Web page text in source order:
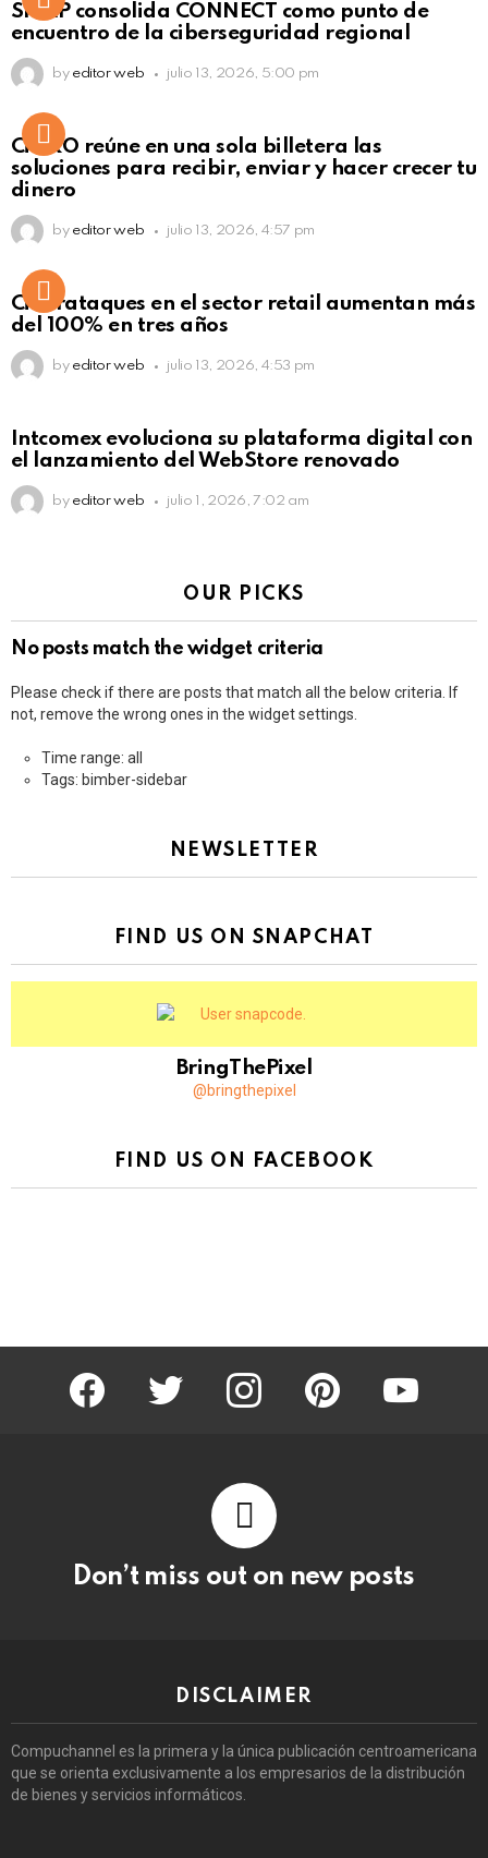
Click to view this post
SISAP consolida CONNECT como punto de
encuentro de la ciberseguridad regional
by editor web julio 13, 2026, 5:00 pm
Not Safe For Work
Click to view this post
CiNKO reúne en una sola billetera las
soluciones para recibir, enviar y hacer crecer tu
dinero
by editor web julio 13, 2026, 4:57 pm
Ciberataques en el sector retail aumentan más
del 100% en tres años
by editor web julio 13, 2026, 4:53 pm
Intcomex evoluciona su plataforma digital con
el lanzamiento del WebStore renovado
by editor web julio 1, 2026, 7:02 am
OUR PICKS
No posts match the widget criteria
Please check if there are posts that match all the below criteria. If
not, remove the wrong ones in the widget settings.
Time range: all
Tags: bimber-sidebar
NEWSLETTER
FIND US ON SNAPCHAT
BringThePixel
@bringthepixel
FIND US ON FACEBOOK
facebook twitter instagram pinterest youtube
Don’t miss out on new posts
DISCLAIMER
Compuchannel es la primera y la única publicación centroamericana
que se orienta exclusivamente a los empresarios de la distribución
de bienes y servicios informáticos.